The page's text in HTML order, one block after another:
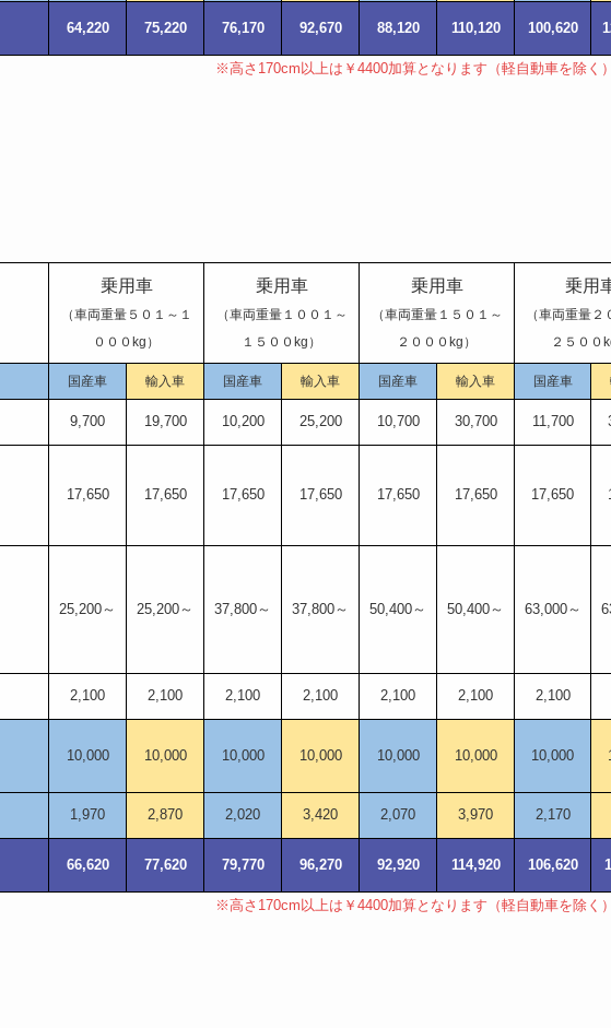
64,220 75,220 76,170 92,670 88,120 110,120 100,620
※高さ170cm以上は￥4400加算となります（軽自動車を除く）
乗用車
（車両重量５０１～１
０００kg）
乗用車
（車両重量１００１～
１５００kg）
乗用車
（車両重量１５０１～
２０００kg）
乗用
（車両重量２
２５００
国産車 輸入車 国産車 輸入車 国産車 輸入車 国産車
9,700 19,700 10,200 25,200 10,700 30,700 11,700
17,650 17,650 17,650 17,650 17,650 17,650 17,650
25,200～ 25,200～ 37,800～ 37,800～ 50,400～ 50,400～ 63,000～
2,100 2,100 2,100 2,100 2,100 2,100 2,100
10,000 10,000 10,000 10,000 10,000 10,000 10,000
1,970 2,870 2,020 3,420 2,070 3,970 2,170
66,620 77,620 79,770 96,270 92,920 114,920 106,620
※高さ170cm以上は￥4400加算となります（軽自動車を除く）